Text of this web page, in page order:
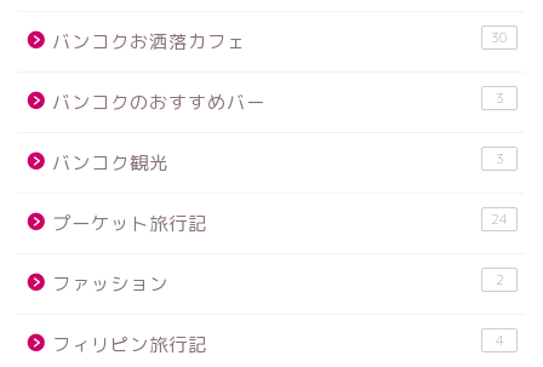
バンコクお洒落カフェ 30
バンコクのおすすめバー 3
バンコク観光 3
プーケット旅行記 24
ファッション 2
フィリピン旅行記 4